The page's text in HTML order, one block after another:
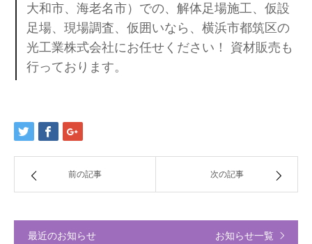
大和市、海老名市）での、解体足場施工、仮設
足場、現場調査、仮囲いなら、横浜市都筑区の
光工業株式会社にお任せください！ 資材販売も
行っております。
前の記事 次の記事
最近のお知らせ お知らせ一覧